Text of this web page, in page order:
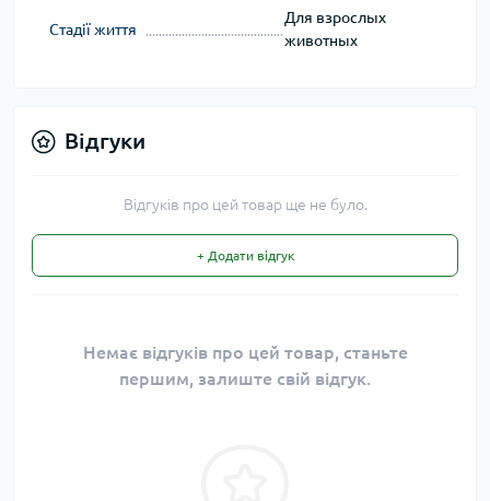
Стадії життя
Для взрослых
животных
Відгуки
Відгуків про цей товар ще не було.
+ Додати відгук
Немає відгуків про цей товар, станьте
першим, залиште свій відгук.